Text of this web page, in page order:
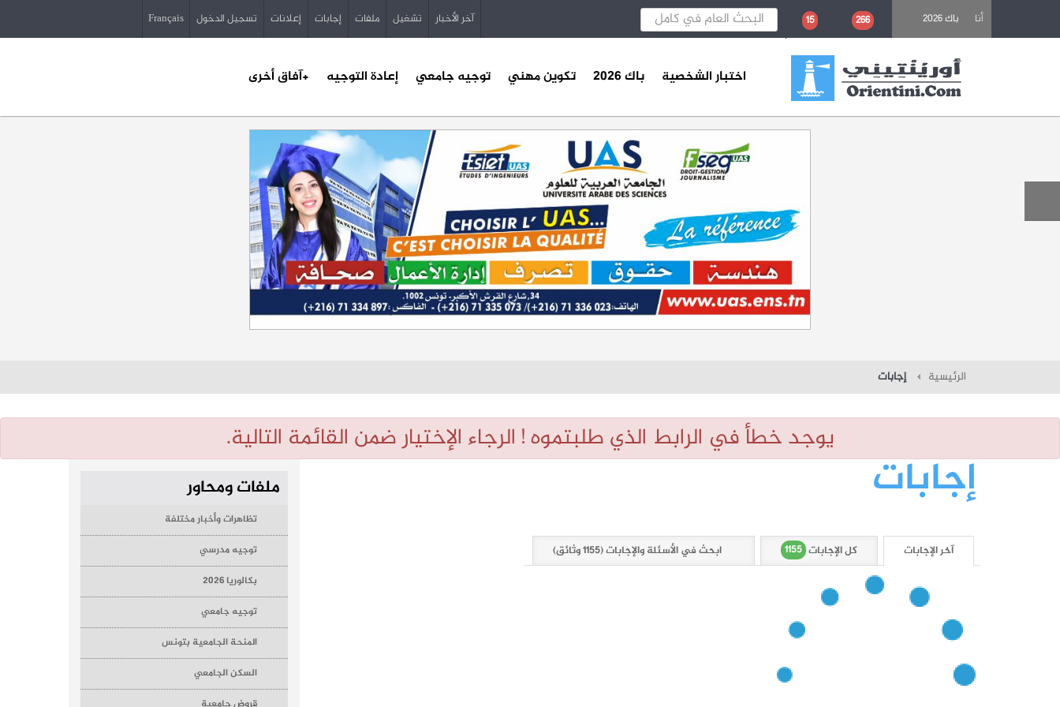
أنا باك 2026
باحث عن تكوين
266 آخر الأخبار تشغيل ملفات إجابات إعلانات تسجيل الدخول Français
اختبار الشخصية باك 2026 تكوين مهني توجيه جامعي إعادة التوجيه +آفاق أخرى
الرئيسية إجابات
يوجد خطأ في الرابط الذي طلبتموه ! الرجاء الإختيار ضمن القائمة التالية.
إجابات
آخر الإجابات كل الإجابات 1155 ابحث في الأسئلة والإجابات (1155 وثائق)
ملفات ومحاور
تظاهرات وأخبار مختلفة
توجيه مدرسي
بكالوريا 2026
توجيه جامعي
المنحة الجامعية بتونس
السكن الجامعي